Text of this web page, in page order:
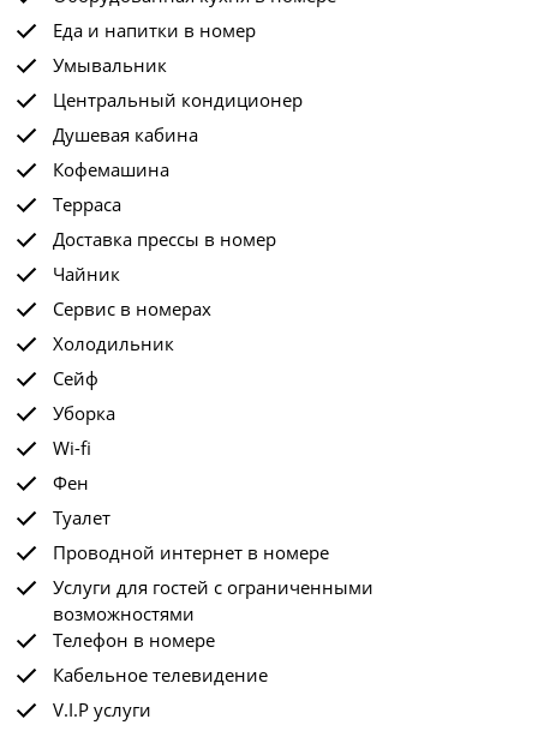
Еда и напитки в номер
Умывальник
Центральный кондиционер
Душевая кабина
Кофемашина
Терраса
Доставка прессы в номер
Чайник
Сервис в номерах
Холодильник
Сейф
Уборка
Wi-fi
Фен
Туалет
Проводной интернет в номере
Услуги для гостей с ограниченными
возможностями
Телефон в номере
Кабельное телевидение
V.I.P услуги